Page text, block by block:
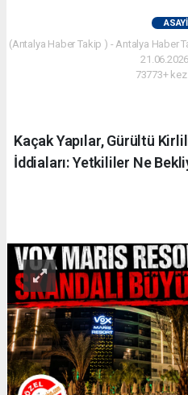
(Antalya Haber Takip ) - Antalya Haber
73773+
Kaçak Yapılar, Gürültü
İddiaları: Yetkililer Ne